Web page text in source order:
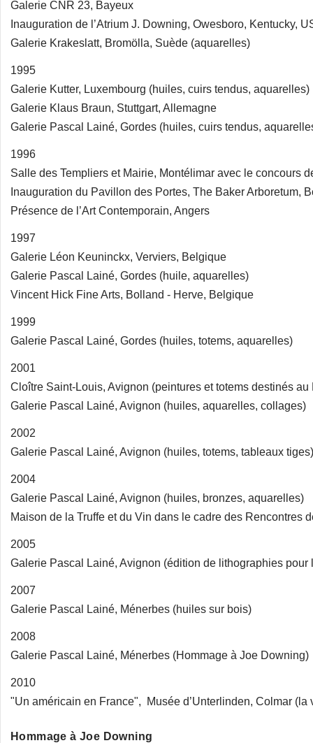
Galerie CNR 23, Bayeux
Inauguration de l’Atrium J. Downing, Owesboro, Kentucky,
Galerie Krakeslatt, Bromölla, Suède (aquarelles)
1995
Galerie Kutter, Luxembourg (huiles, cuirs tendus, aquarelles)
Galerie Klaus Braun, Stuttgart, Allemagne
Galerie Pascal Lainé, Gordes (huiles, cuirs tendus,
1996
Salle des Templiers et Mairie, Montélimar avec le concours
Inauguration du Pavillon des Portes, The Baker Arboretum,
Présence de l’Art Contemporain, Angers
1997
Galerie Léon Keuninckx, Verviers, Belgique
Galerie Pascal Lainé, Gordes (huile, aquarelles)
Vincent Hick Fine Arts, Bolland - Herve, Belgique
1999
Galerie Pascal Lainé, Gordes (huiles, totems, aquarelles)
2001
Cloître Saint-Louis, Avignon (peintures et totems destinés au
Galerie Pascal Lainé, Avignon (huiles, aquarelles, collages)
2002
Galerie Pascal Lainé, Avignon (huiles, totems, tableaux tiges)
2004
Galerie Pascal Lainé, Avignon (huiles, bronzes, aquarelles)
Maison de la Truffe et du Vin dans le cadre des Rencontres
2005
Galerie Pascal Lainé, Avignon (édition de lithographies pour
2007
Galerie Pascal Lainé, Ménerbes (huiles sur bois)
2008
Galerie Pascal Lainé, Ménerbes (Hommage à Joe Downing)
2010
"Un américain en France", Musée d’Unterlinden, Colmar (la
Hommage à Joe Downing